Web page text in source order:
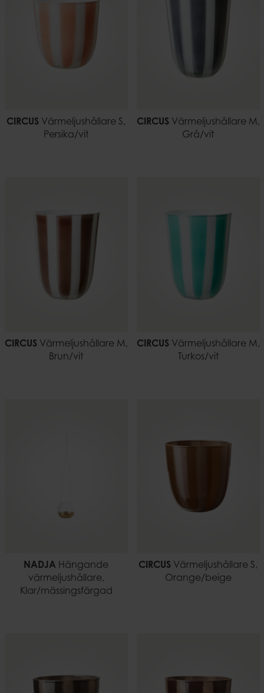
CIRCUS Värmeljushållare S,
Persika/vit
CIRCUSVärmeljushållare M,
Grå/vit
CIRCUSVärmeljushållare M,
Brun/vit
CIRCUSVärmeljushållare M,
Turkos/vit
NADJA Hängande
värmeljushållare,
Klar/mässingsfärgad
CIRCUS Värmeljushållare S,
Orange/beige